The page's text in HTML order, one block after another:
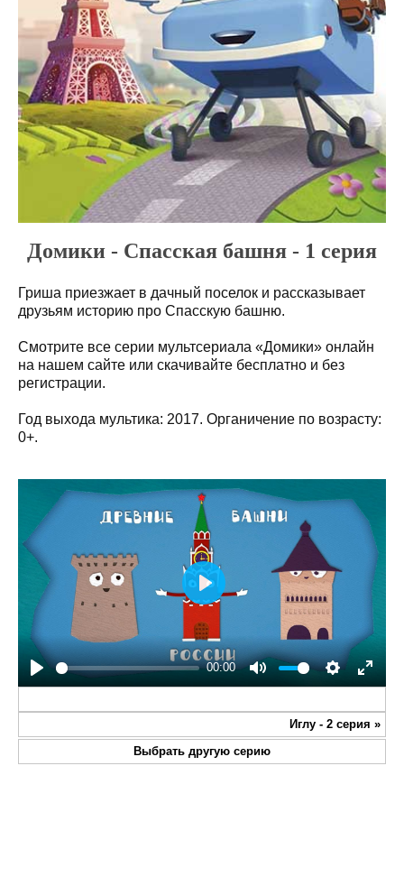
Домики - Спасская башня - 1 серия
Гриша приезжает в дачный поселок и рассказывает
друзьям историю про Спасскую башню.
Смотрите все серии мультсериала «Домики» онлайн
на нашем сайте или скачивайте бесплатно и без
регистрации.
Год выхода мультика: 2017. Органичение по возрасту:
0+.
Play
00:00
Mute Settings
Enter
Play
Иглу - 2 серия »
Выбрать другую серию